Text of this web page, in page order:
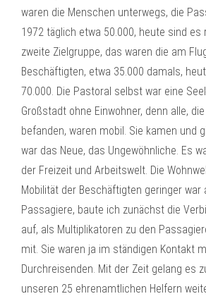
waren die Menschen unterwegs, die
1972 täglich etwa 50.000, heute sind es
zweite Zielgruppe, das waren die am
Beschäftigten, etwa 35.000 damals,
70.000. Die Pastoral selbst war eine
Großstadt ohne Einwohner, denn alle,
befanden, waren mobil. Sie kamen und
war das Neue, das Ungewöhnliche. Es
der Freizeit und Arbeitswelt. Die
Mobilität der Beschäftigten geringer war
Passagiere, baute ich zunächst die
auf, als Multiplikatoren zu den
mit. Sie waren ja im ständigen Kontakt
Durchreisenden. Mit der Zeit gelang es
unseren 25 ehrenamtlichen Helfern